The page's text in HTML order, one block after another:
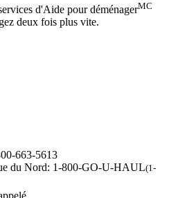
d'Aide pour déménagerMC
deux fois plus vite.
663-5613
du Nord: 1-800-GO-U-HAUL(1-